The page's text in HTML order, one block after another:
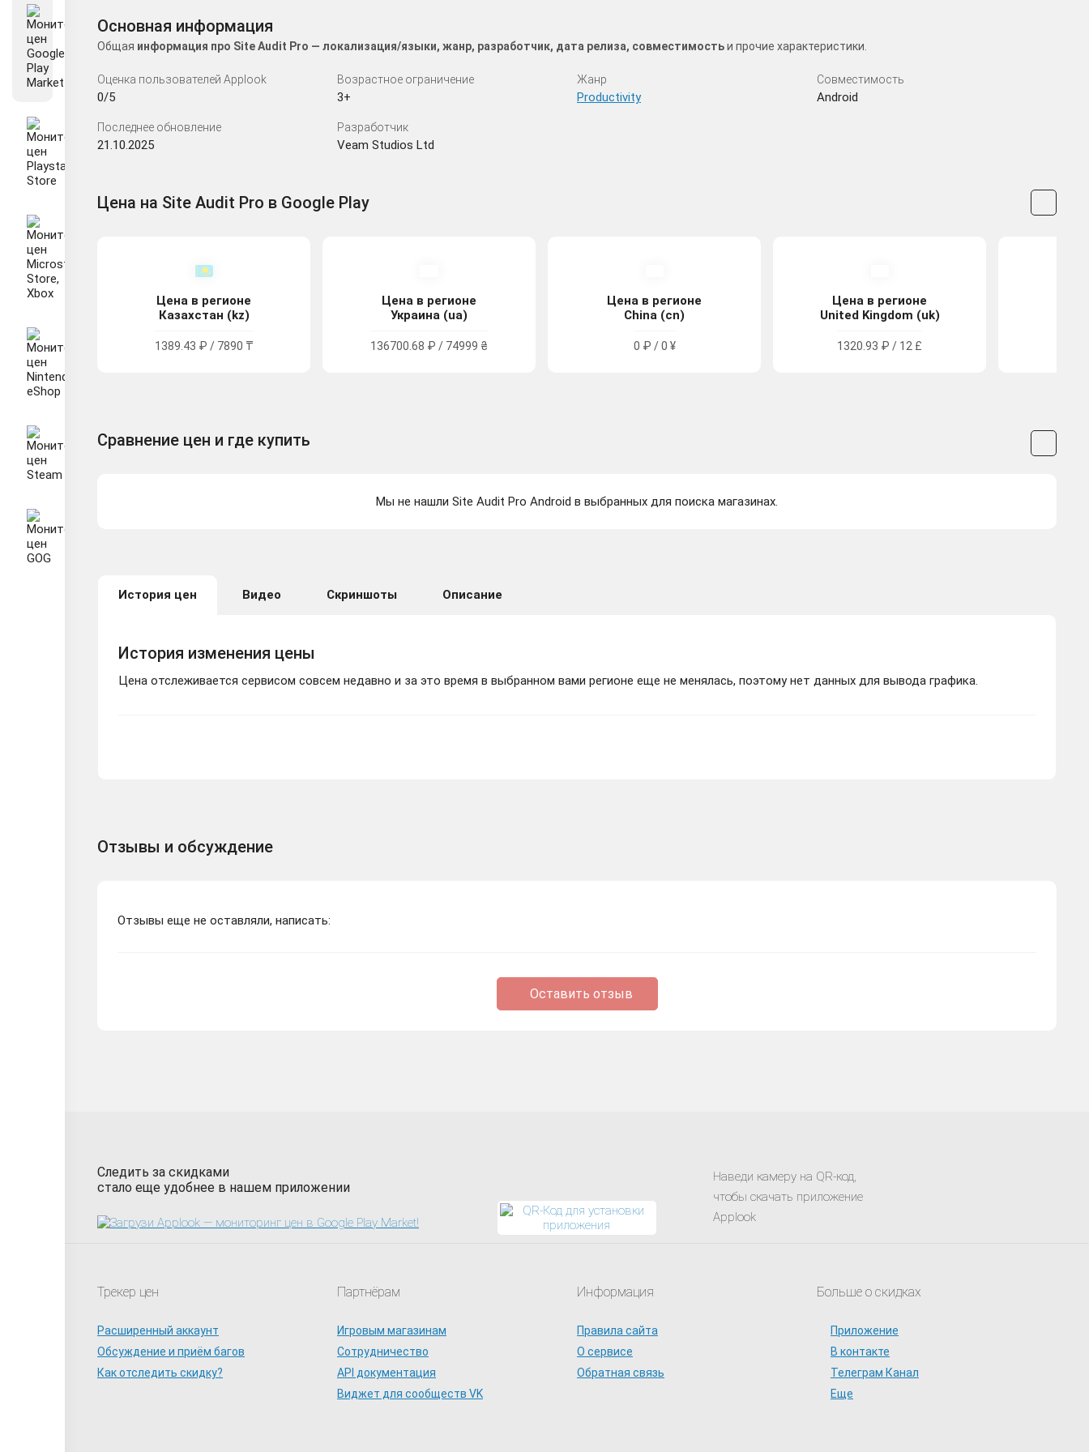
Основная информация
Общая информация про Site Audit Pro — локализация/языки, жанр, разработчик, дата релиза, совместимостьи прочие характеристики.
Оценка пользователей Applook
0/5
Возрастное ограничение
3+
Жанр
Productivity
Совместимость
Android
Последнее обновление
21.10.2025
Разработчик
Veam Studios Ltd
Цена на Site Audit Pro в Google Play
Цена в регионе
Казахстан (kz)
1389.43 ₽ / 7890 ₸
Цена в регионе
Украина (ua)
136700.68 ₽ / 74999 ₴
Цена в регионе
China (cn)
0 ₽ / 0 ¥
Цена в регионе
United Kingdom (uk)
1320.93 ₽ / 12 £
Сравнение цен и где купить
Мы не нашли Site Audit Pro Android в выбранных для поиска магазинах.
История цен Видео Скриншоты Описание
История изменения цены
Цена отслеживается сервисом совсем недавно и за это время в выбранном вами регионе еще не менялась, поэтому нет данных для вывода графика.
Отзывы и обсуждение
Отзывы еще не оставляли, написать:
Оставить отзыв
Следить за скидками
стало еще удобнее в нашем приложении
Наведи камеру на QR-код,
чтобы скачать приложение
Applook
Трекер цен
Расширенный аккаунт
Обсуждение и приём багов
Как отследить скидку?
Партнёрам
Игровым магазинам
Сотрудничество
API документация
Виджет для сообществ VK
Информация
Правила сайта
О сервисе
Обратная связь
Больше о скидках
Приложение
В контакте
Телеграм Канал
Еще